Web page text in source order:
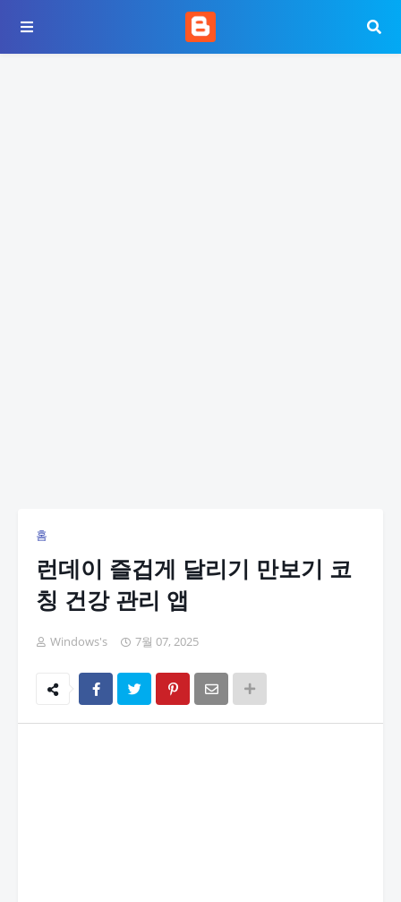
홈
런데이 즐겁게 달리기 만보기 코
칭 건강 관리 앱
Windows's 7월 07, 2025